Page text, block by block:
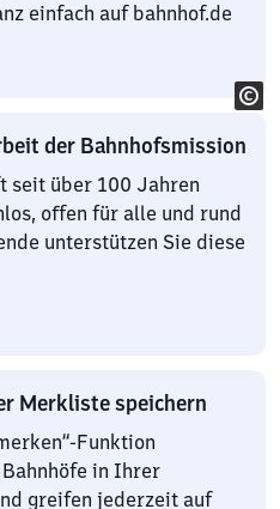
einfach auf bahnhof.de
der Bahnhofsmission
seit über 100 Jahren
offen für alle und rund
unterstützen Sie diese
Merkliste speichern
Funktion
in Ihrer
greifen jederzeit auf